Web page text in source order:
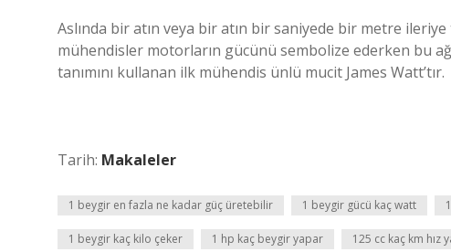
Aslında bir atın veya bir atın bir saniyede bir metre ileriye
mühendisler motorların gücünü sembolize ederken bu
tanımını kullanan ilk mühendis ünlü mucit James Watt’tır.
Tarih: Makaleler
1 beygir en fazla ne kadar güç üretebilir 1 beygir gücü kaç watt
1 beygir kaç kilo çeker 1 hp kaç beygir yapar 125 cc kaç km hız